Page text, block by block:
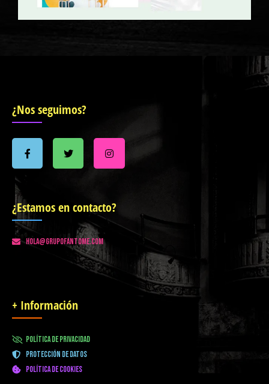
¿Nos seguimos?
¿Estamos en contacto?
hola@grupofantome.com
+ Información
política de privacidad
protección de datos
política de cookies